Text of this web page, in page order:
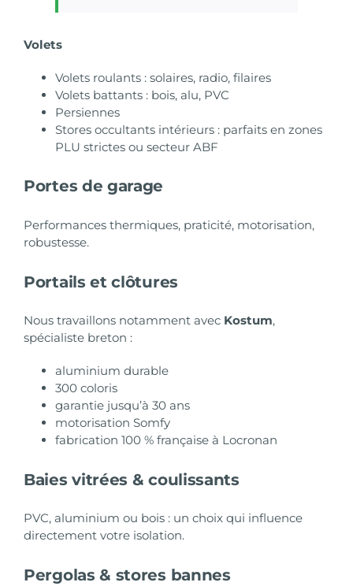
Volets
Volets roulants : solaires, radio, filaires
Volets battants : bois, alu, PVC
Persiennes
Stores occultants intérieurs : parfaits en zones
PLU strictes ou secteur ABF
Portes de garage
Performances thermiques, praticité, motorisation,
robustesse.
Portails et clôtures
Nous travaillons notamment avec Kostum,
spécialiste breton :
aluminium durable
300 coloris
garantie jusqu’à 30 ans
motorisation Somfy
fabrication 100 % française à Locronan
Baies vitrées & coulissants
PVC, aluminium ou bois : un choix qui influence
directement votre isolation.
Pergolas & stores bannes